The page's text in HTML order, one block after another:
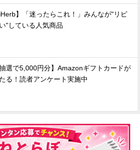
iHerb】「迷ったらこれ！」みんなが"リピ
"している人気商品
抽選で5,000円分】Amazonギフトカードが
る！読者アンケート実施中